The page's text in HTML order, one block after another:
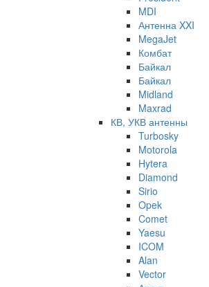
MDI
Антенна XXI
MegaJet
Комбат
Байкал
Байкал
Midland
Maxrad
КВ, УКВ антенны
Turbosky
Motorola
Hytera
Diamond
Sirio
Opek
Comet
Yaesu
ICOM
Alan
Vector